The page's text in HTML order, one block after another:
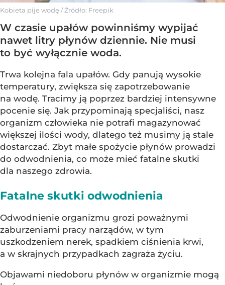
Kobieta pije wodę / Źródło: Freepik
W czasie upałów powinniśmy wypijać
nawet litry płynów dziennie. Nie musi
to być wyłącznie woda.
Trwa kolejna fala upałów. Gdy panują wysokie
temperatury, zwiększa się zapotrzebowanie
na wodę. Tracimy ją poprzez bardziej intensywne
pocenie się. Jak przypominają specjaliści, nasz
organizm człowieka nie potrafi magazynować
większej ilości wody, dlatego też musimy ją stale
dostarczać. Zbyt małe spożycie płynów prowadzi
do odwodnienia, co może mieć fatalne skutki
dla naszego zdrowia.
Fatalne skutki odwodnienia
Odwodnienie organizmu grozi poważnymi
zaburzeniami pracy narządów, w tym
uszkodzeniem nerek, spadkiem ciśnienia krwi,
a w skrajnych przypadkach zagraża życiu.
Objawami niedoboru płynów w organizmie mogą